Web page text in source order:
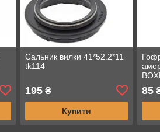
Сальник вилки 41*52.2*11
tk114
195₴
Купити
85